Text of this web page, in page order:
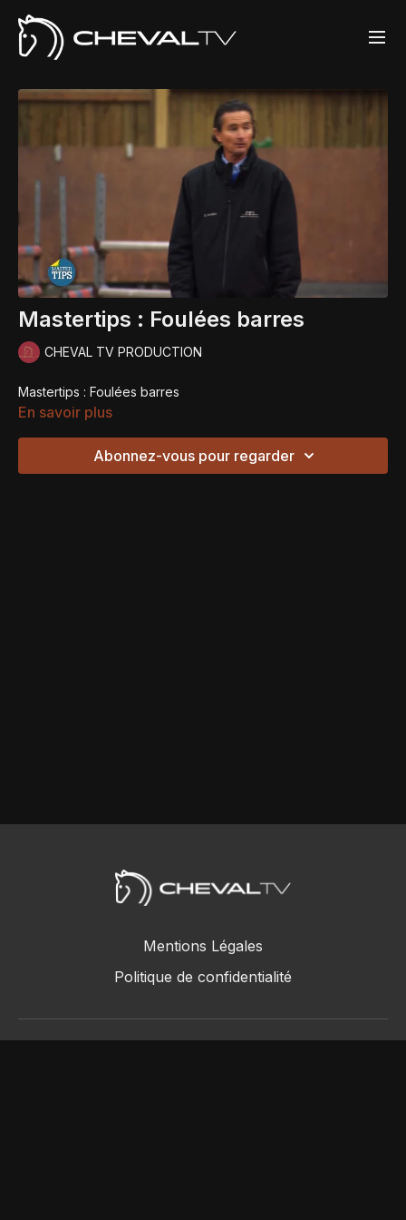
Mastertips : Foulées barres
CHEVAL TV PRODUCTION
Mastertips : Foulées barres
En savoir plus
Abonnez-vous pour regarder
Mentions Légales
Politique de confidentialité